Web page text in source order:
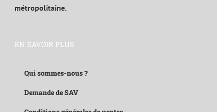
métropolitaine.
EN SAVOIR PLUS
Qui sommes-nous ?
Demande de SAV